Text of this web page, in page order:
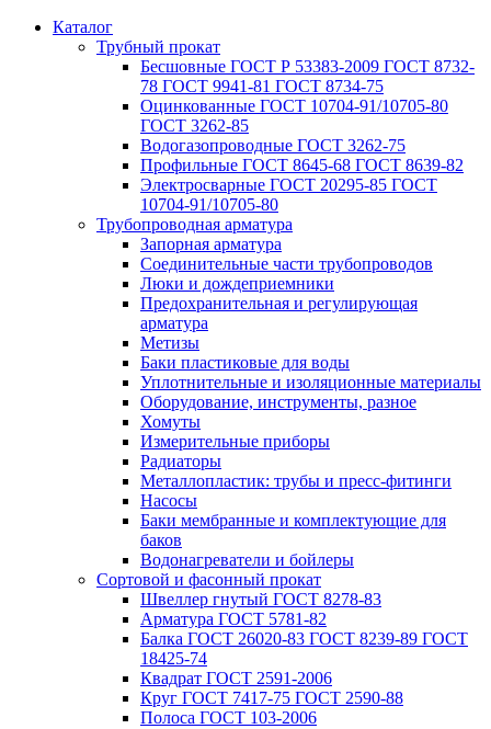
Каталог
Трубный прокат
Беcшовные ГОСТ Р 53383-2009 ГОСТ 8732-
78 ГОСТ 9941-81 ГОСТ 8734-75
Оцинкованные ГОСТ 10704-91/10705-80
ГОСТ 3262-85
Водогазопроводные ГОСТ 3262-75
Профильные ГОСТ 8645-68 ГОСТ 8639-82
Электросварные ГОСТ 20295-85 ГОСТ
10704-91/10705-80
Трубопроводная арматура
Запорная арматура
Соединительные части трубопроводов
Люки и дождеприемники
Предохранительная и регулирующая
арматура
Метизы
Баки пластиковые для воды
Уплотнительные и изоляционные материалы
Оборудование, инструменты, разное
Хомуты
Измерительные приборы
Радиаторы
Металлопластик: трубы и пресс-фитинги
Насосы
Баки мембранные и комплектующие для
баков
Водонагреватели и бойлеры
Сортовой и фасонный прокат
Швеллер гнутый ГОСТ 8278-83
Арматура ГОСТ 5781-82
Балка ГОСТ 26020-83 ГОСТ 8239-89 ГОСТ
18425-74
Квадрат ГОСТ 2591-2006
Круг ГОСТ 7417-75 ГОСТ 2590-88
Полоса ГОСТ 103-2006